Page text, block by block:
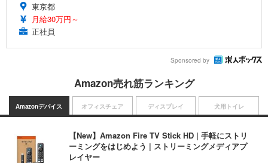
東京都
月給30万円～
正社員
Sponsored by
Amazon売れ筋ランキング
Amazonデバイス
【New】Amazon Fire TV Stick HD | 手軽にストリ
ーミングをはじめよう | ストリーミングメディアプ
レイヤー
オフィスチェア ディスプレイ 犬用トイレ